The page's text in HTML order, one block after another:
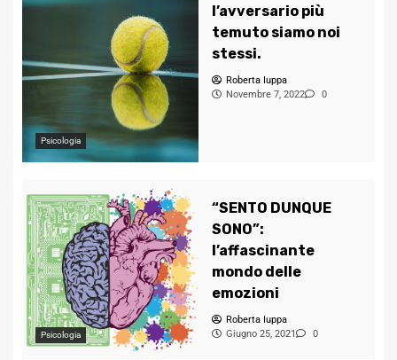
Psicologia
l’avversario più
temuto siamo noi
stessi.
Roberta Iuppa
Novembre 7, 2022
0
Psicologia
“SENTO DUNQUE
SONO”:
l’affascinante
mondo delle
emozioni
Roberta Iuppa
Giugno 25, 2021
0